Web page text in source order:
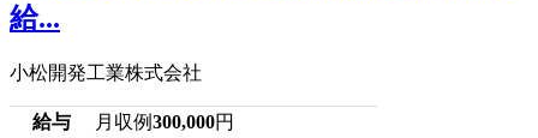
給...
小松開発工業株式会社
給与 月収例300,000円